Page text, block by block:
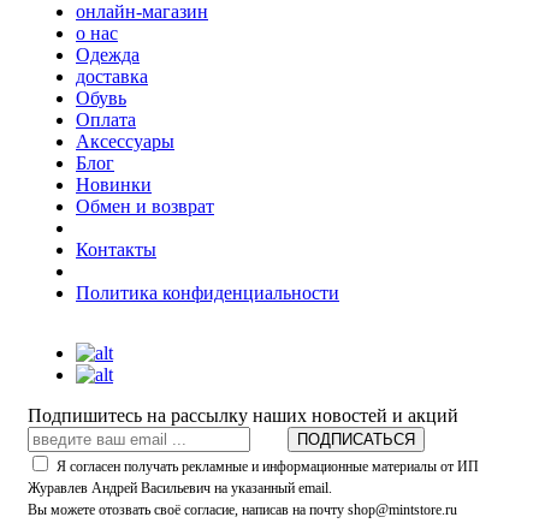
онлайн-магазин
о нас
Одежда
доставка
Обувь
Оплата
Аксессуары
Блог
Новинки
Обмен и возврат
Контакты
Политика конфиденциальности
Подпишитесь на рассылку наших новостей и акций
ПОДПИСАТЬСЯ
Я согласен получать рекламные и информационные материалы от ИП
Журавлев Андрей Васильевич на указанный email.
Вы можете отозвать своё согласие, написав на почту shop@mintstore.ru